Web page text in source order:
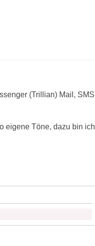
(Trillian) Mail, SMS
eigene Töne, dazu bin ich